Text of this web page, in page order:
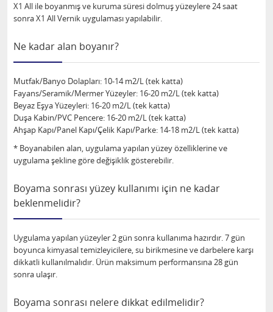
X1 All ile boyanmış ve kuruma süresi dolmuş yüzeylere 24 saat
sonra X1 All Vernik uygulaması yapılabilir.
Ne kadar alan boyanır?
Mutfak/Banyo Dolapları: 10-14 m2/L (tek katta)
Fayans/Seramik/Mermer Yüzeyler: 16-20 m2/L (tek katta)
Beyaz Eşya Yüzeyleri: 16-20 m2/L (tek katta)
Duşa Kabin/PVC Pencere: 16-20 m2/L (tek katta)
Ahşap Kapı/Panel Kapı/Çelik Kapı/Parke: 14-18 m2/L (tek katta)
* Boyanabilen alan, uygulama yapılan yüzey özelliklerine ve
uygulama şekline göre değişiklik gösterebilir.
Boyama sonrası yüzey kullanımı için ne kadar
beklenmelidir?
Uygulama yapılan yüzeyler 2 gün sonra kullanıma hazırdır. 7 gün
boyunca kimyasal temizleyicilere, su birikmesine ve darbelere karşı
dikkatli kullanılmalıdır. Ürün maksimum performansına 28 gün
sonra ulaşır.
Boyama sonrası nelere dikkat edilmelidir?